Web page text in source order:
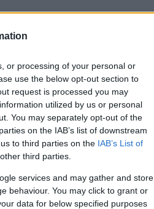
or processing of your personal or
use the below opt-out section to
request is processed you may
utilized by us or personal
You may separately opt-out of the
on the IAB’s list of downstream
to third parties on the IAB’s List of
third parties.
services and may gather and store
behaviour. You may click to grant or
data for below specified purposes